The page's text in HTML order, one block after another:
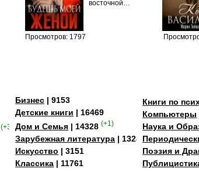
Просмотров: 1797
восточной…
(+35)
Бизнес | 9153
Детские книги | 16469
Дом и Семья | 14328 (+1)
Зарубежная литература | 13288
Искусство | 3151
Классика | 11761
Книги по
Компьютеры
Наука и
Поэзия и